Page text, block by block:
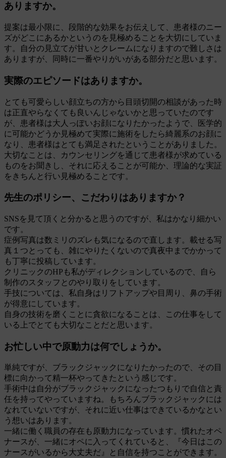
ありますか。
提案は最小限に、段階的な効果をお伝えして、患者様のニー
ズがどこにあるかというのを見極めることを大切にしていま
す。自分の見立てが甘いとクレームになりますので難しさは
ありますが、同時に一番やりがいがある部分だと思います。
実際のエピソードはありますか。
とても可愛らしい顔立ちの方から目頭切開の相談があった時
は正直やらなくても良いんじゃないかと思っていたのです
が、患者様は大人っぽいお顔になりたかったようで、医学的
に可能かどうか見極めて実際に施術をしたら綺麗系のお顔に
なり、患者様はとても満足されたということがありました。
大切なことは、カウンセリングを通じて患者様が求めている
ものをお聞きし、それに応えることが可能か、理論的な実証
をきちんと行い見極めることです。
先生のポリシー、こだわりはありますか？
SNSを見て頂くと分かると思うのですが、私はかなり細かい
です。
症例写真は数ミリのズレも気になるので直します。載せる写
真１つとっても、雑にやりたくないので真夜中までかかって
も丁寧に投稿しています。
クリニックのHPも私がディレクションしているので、自ら
制作のスタッフとのやり取りをしています。
手技については、私自身はリフトアップや目周り、鼻の手術
が得意にしています。
自身の技術を磨くことに貪欲になることは、この仕事をして
いる上でとても大切なことだと思います。
お忙しい中で原動力は何でしょうか。
単純ですが、ブラックジャックになりたかったので、その目
標に向かって精一杯やってきたという感じです。
手術中は自分がブラックジャックになったつもりで自信と責
任を持ってやっていますね。もちろんブラックジャックには
なれていないですが、それに近い仕事はできているかなとい
う想いはあります。
一緒に働く職員の存在も原動力になっています。慣れたオペ
ナースが、一緒にオペに入ってくれていると、『今日はこの
ナースがいるから大丈夫だ』と自信を持つことができます。